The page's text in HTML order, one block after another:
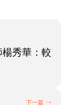
秀華：較